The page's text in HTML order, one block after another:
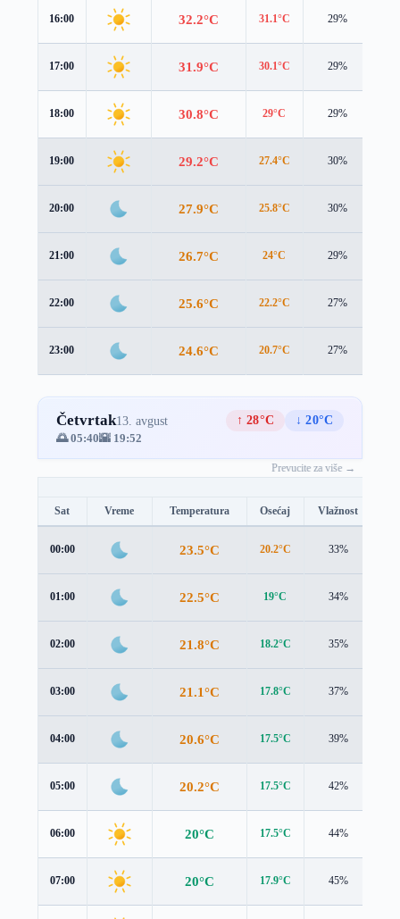
16:00 32.2°C 31.1°C 29%
17:00 31.9°C 30.1°C 29%
18:00 30.8°C 29°C 29%
19:00 29.2°C 27.4°C 30%
20:00 27.9°C 25.8°C 30%
21:00 26.7°C 24°C 29%
22:00 25.6°C 22.2°C 27%
23:00 24.6°C 20.7°C 27%
Četvrtak13. avgust ↑ 28°C
↓ 20°C
🌅 05:40🌇 19:52
Prevucite za više →
Sat Vreme Temperatura Osećaj Vlažnost
00:00 23.5°C 20.2°C 33%
01:00 22.5°C 19°C 34%
02:00 21.8°C 18.2°C 35%
03:00 21.1°C 17.8°C 37%
04:00 20.6°C 17.5°C 39%
05:00 20.2°C 17.5°C 42%
06:00 20°C 17.5°C 44%
07:00 20°C 17.9°C 45%